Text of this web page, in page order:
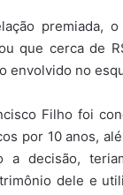
premiada,
que cerca de
envolvido no
Filho foi
por 10 anos,
a decisão,
dele e